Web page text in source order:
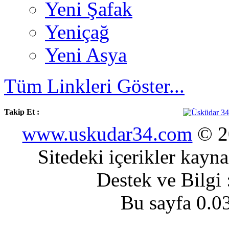
Yeni Şafak
Yeniçağ
Yeni Asya
Tüm Linkleri Göster...
Takip Et :
www.uskudar34.com ©
Sitedeki içerikler
Destek ve
Bu sayfa